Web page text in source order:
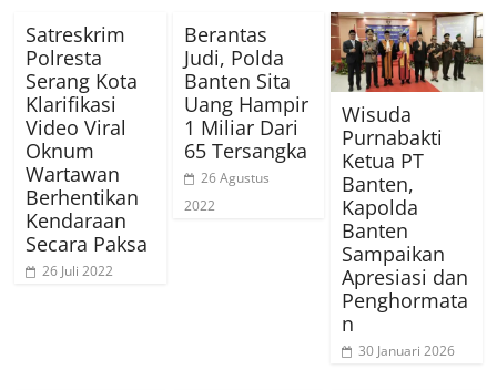
Satreskrim
Polresta
Serang Kota
Klarifikasi
Video Viral
Oknum
Wartawan
Berhentikan
Kendaraan
Secara Paksa
26 Juli 2022
Berantas
Judi, Polda
Banten Sita
Uang Hampir
1 Miliar Dari
65 Tersangka
26 Agustus
2022
Wisuda
Purnabakti
Ketua PT
Banten,
Kapolda
Banten
Sampaikan
Apresiasi dan
Penghormata
n
30 Januari 2026